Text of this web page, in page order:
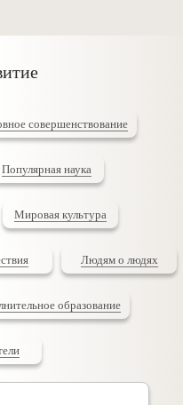
совершенствование
Популярная наука
Мировая культура
Людям о людях
образование